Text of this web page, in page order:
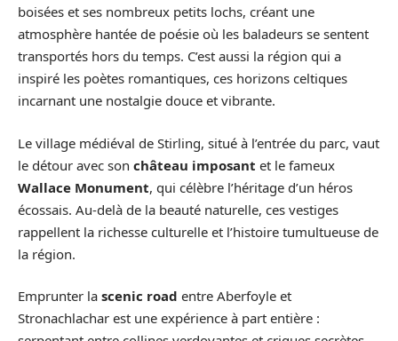
boisées et ses nombreux petits lochs, créant une
atmosphère hantée de poésie où les baladeurs se sentent
transportés hors du temps. C’est aussi la région qui a
inspiré les poètes romantiques, ces horizons celtiques
incarnant une nostalgie douce et vibrante.
Le village médiéval de Stirling, situé à l’entrée du parc, vaut
le détour avec son château imposant et le fameux
Wallace Monument, qui célèbre l’héritage d’un héros
écossais. Au-delà de la beauté naturelle, ces vestiges
rappellent la richesse culturelle et l’histoire tumultueuse de
la région.
Emprunter la scenic road entre Aberfoyle et
Stronachlachar est une expérience à part entière :